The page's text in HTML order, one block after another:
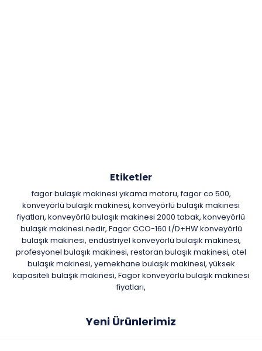
Etiketler
fagor bulaşık makinesi yıkama motoru, fagor co 500,
konveyörlü bulaşık makinesi, konveyörlü bulaşık makinesi
fiyatları, konveyörlü bulaşık makinesi 2000 tabak, konveyörlü
bulaşık makinesi nedir, Fagor CCO-160 L/D+HW konveyörlü
bulaşık makinesi, endüstriyel konveyörlü bulaşık makinesi,
profesyonel bulaşık makinesi, restoran bulaşık makinesi, otel
bulaşık makinesi, yemekhane bulaşık makinesi, yüksek
kapasiteli bulaşık makinesi, Fagor konveyörlü bulaşık makinesi
fiyatları,
Yeni Ürünlerimiz